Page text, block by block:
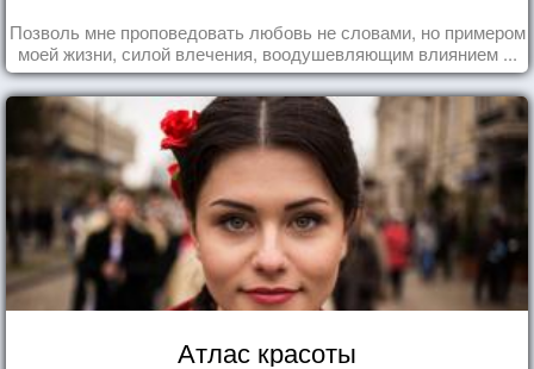
Позволь мне проповедовать любовь не словами, но примером
моей жизни, силой влечения, воодушевляющим влиянием ...
Атлас красоты